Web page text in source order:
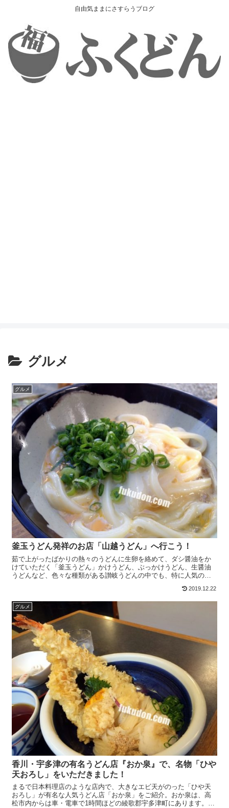
自由気ままにさすらうブログ
グルメ
グルメ
釜玉うどん発祥のお店「山越うどん」へ行こう！
茹で上がったばかりの熱々のうどんに生卵を絡めて、ダシ醤油をか
けていただく「釜玉うどん」かけうどん、ぶっかけうどん、生醤油
うどんなど、色々な種類がある讃岐うどんの中でも、特に人気のあ
2019.12.22
グルメ
香川・宇多津の有名うどん店『おか泉』で、名物「ひや
天おろし」をいただきました！
まるで日本料理店のような店内で、大きなエビ天がのった「ひや天
おろし」が有名な人気うどん店「おか泉」をご紹介。おか泉は、高
松市内からは車・電車で1時間ほどの綾歌郡宇多津町にあります。う